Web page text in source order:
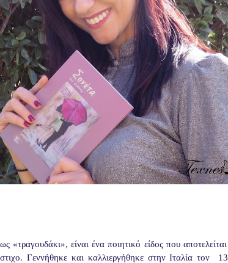
«τραγουδάκι», είναι ένα ποιητικό είδος που
Γεννήθηκε και καλλιεργήθηκε στην Ιταλία τον